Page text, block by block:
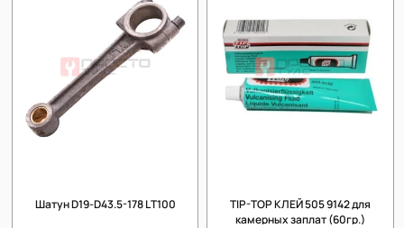
Шатун D19-D43.5-178 LТ100
TIP-TOP КЛЕЙ 505 9142 для
камерных заплат (60гр.)